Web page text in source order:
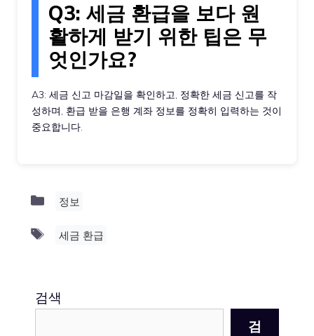
Q3: 세금 환급을 보다 원
활하게 받기 위한 팁은 무
엇인가요?
A3: 세금 신고 마감일을 확인하고, 정확한 세금 신고를 작
성하며, 환급 받을 은행 계좌 정보를 정확히 입력하는 것이
중요합니다.
Categories
정보
Tags
세금 환급
검색
검